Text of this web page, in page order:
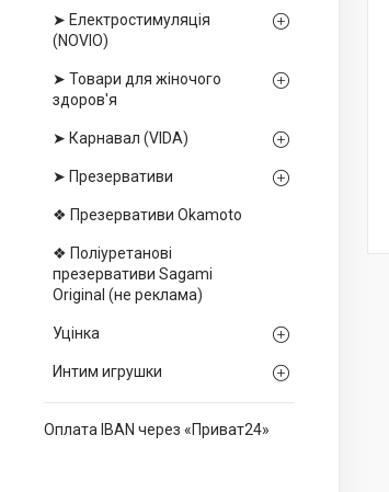
➤ Електростимуляція
(NOVIO)
➤ Товари для жіночого
здоров'я
➤ Карнавал (VIDA)
➤ Презервативи
❖ Презервативи Okamoto
❖ Поліуретанові
презервативи Sagami
Оriginal (не реклама)
Уцінка
Интим игрушки
Оплата IBAN через «Приват24»